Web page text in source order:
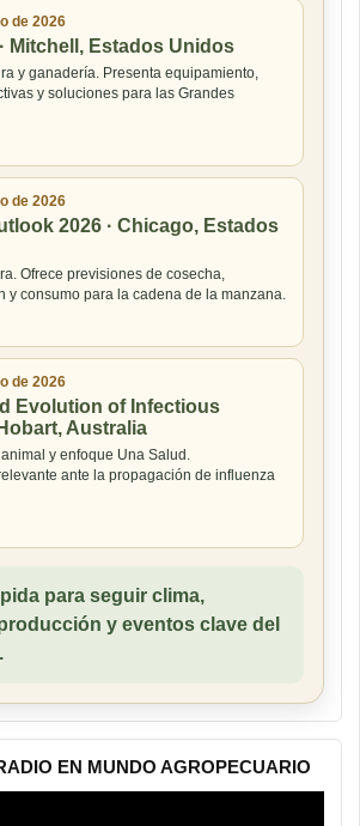
de 2026
Mitchell, Estados Unidos
y ganadería. Presenta equipamiento,
y soluciones para las Grandes
de 2026
2026 · Chicago, Estados
Ofrece previsiones de cosecha,
y consumo para la cadena de la manzana.
de 2026
Evolution of Infectious
Australia
y enfoque Una Salud.
ante la propagación de influenza
para seguir clima,
y eventos clave del
EN MUNDO AGROPECUARIO